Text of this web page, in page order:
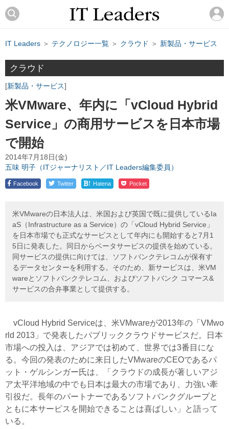
IT Leaders ＞ テクノロジー一覧 ＞ クラウド ＞ 新製品・サービス
クラウド
新製品・サービス
米VMware、年内に「vCloud Hybrid
Service」の商用サービスを日本市場
で開始
2014年7月18日(金)
五味 明子（ITジャーナリスト／IT Leaders編集委員）
Facebook Twitter ! Hatena Pocket
米VMwareの日本法人は、米国および英国で既に提供しているIa
aS（Infrastructure as a Service）の「vCloud Hybrid Service」
を日本市場でも正式なサービスとして年内にも開始すると7月1
5日に発表した。同日からベータサービスの提供を始めている。
同サービスの提供に向けては、ソフトバンクテレコムが保有す
るデータセンターを利用する。そのため、新サービスは、米VM
wareとソフトバンクテレコム、およびソフトバンク コマース&
サービスの合弁事業として提供する。
vCloud Hybrid Serviceは、米VMwareが2013年の「VMwo
rld 2013」で発表したパブリッククラウドサービスだ。日本
市場への投入は、アジアでは初めて、世界では3番目にな
る。今回の発表のために来日したVMwareのCEOであるパ
ット・ゲルシンガー氏は、「クラウドの成長が著しいアジ
ア太平洋地域の中でも日本は最大の市場であり、力強い牽
引役だ。長年のパートナーであるソフトバンクグループと
ともに本サービスを開始できることは喜ばしい」と語って
いる。